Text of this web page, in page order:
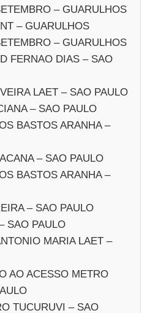
– GUARULHOS
– GUARULHOS
– GUARULHOS
FERNAO DIAS – SAO
LAET – SAO PAULO
– SAO PAULO
BASTOS ARANHA –
– SAO PAULO
BASTOS ARANHA –
– SAO PAULO
SAO PAULO
MARIA LAET –
AO ACESSO METRO
TUCURUVI – SAO